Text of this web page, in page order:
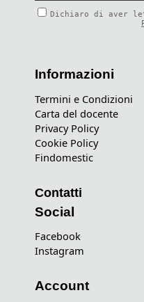
Dichiaro di aver
Informazioni
Termini e Condizioni
Carta del docente
Privacy Policy
Cookie Policy
Findomestic
Contatti
Social
Facebook
Instagram
Account